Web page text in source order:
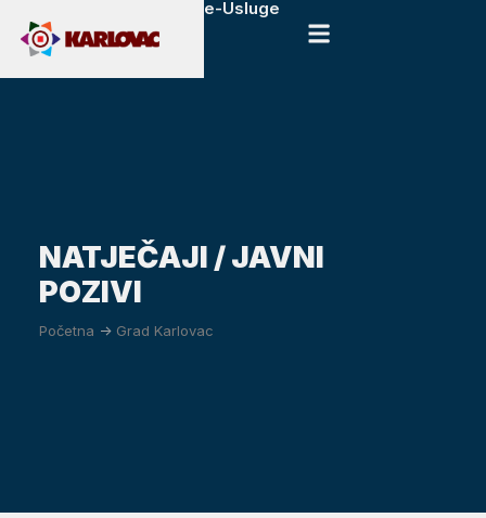
e-Usluge
NATJEČAJI / JAVNI
POZIVI
Početna -> Grad Karlovac